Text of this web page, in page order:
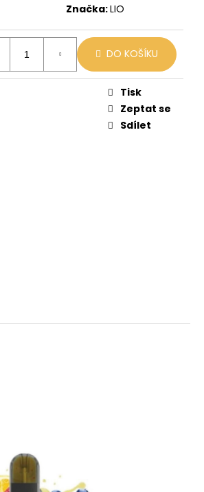
Značka:LIO
DO KOŠÍKU
Tisk
Zeptat se
Sdílet